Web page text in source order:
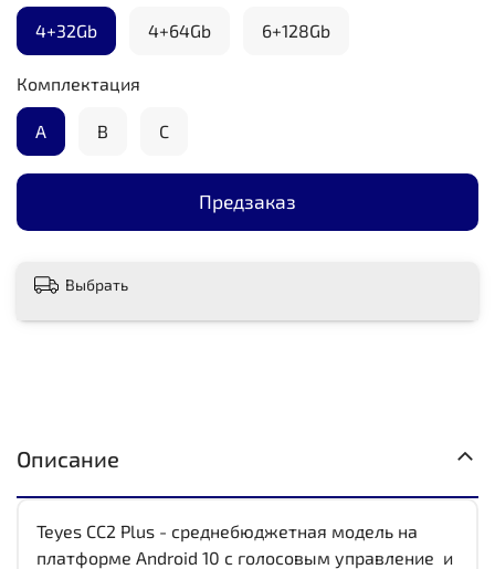
Предзаказ
4+32Gb 4+64Gb 6+128Gb
Комплектация
А B C
Выбрать
Описание
Teyes CC2 Plus - среднебюджетная модель на
платформе Android 10 с голосовым управление и